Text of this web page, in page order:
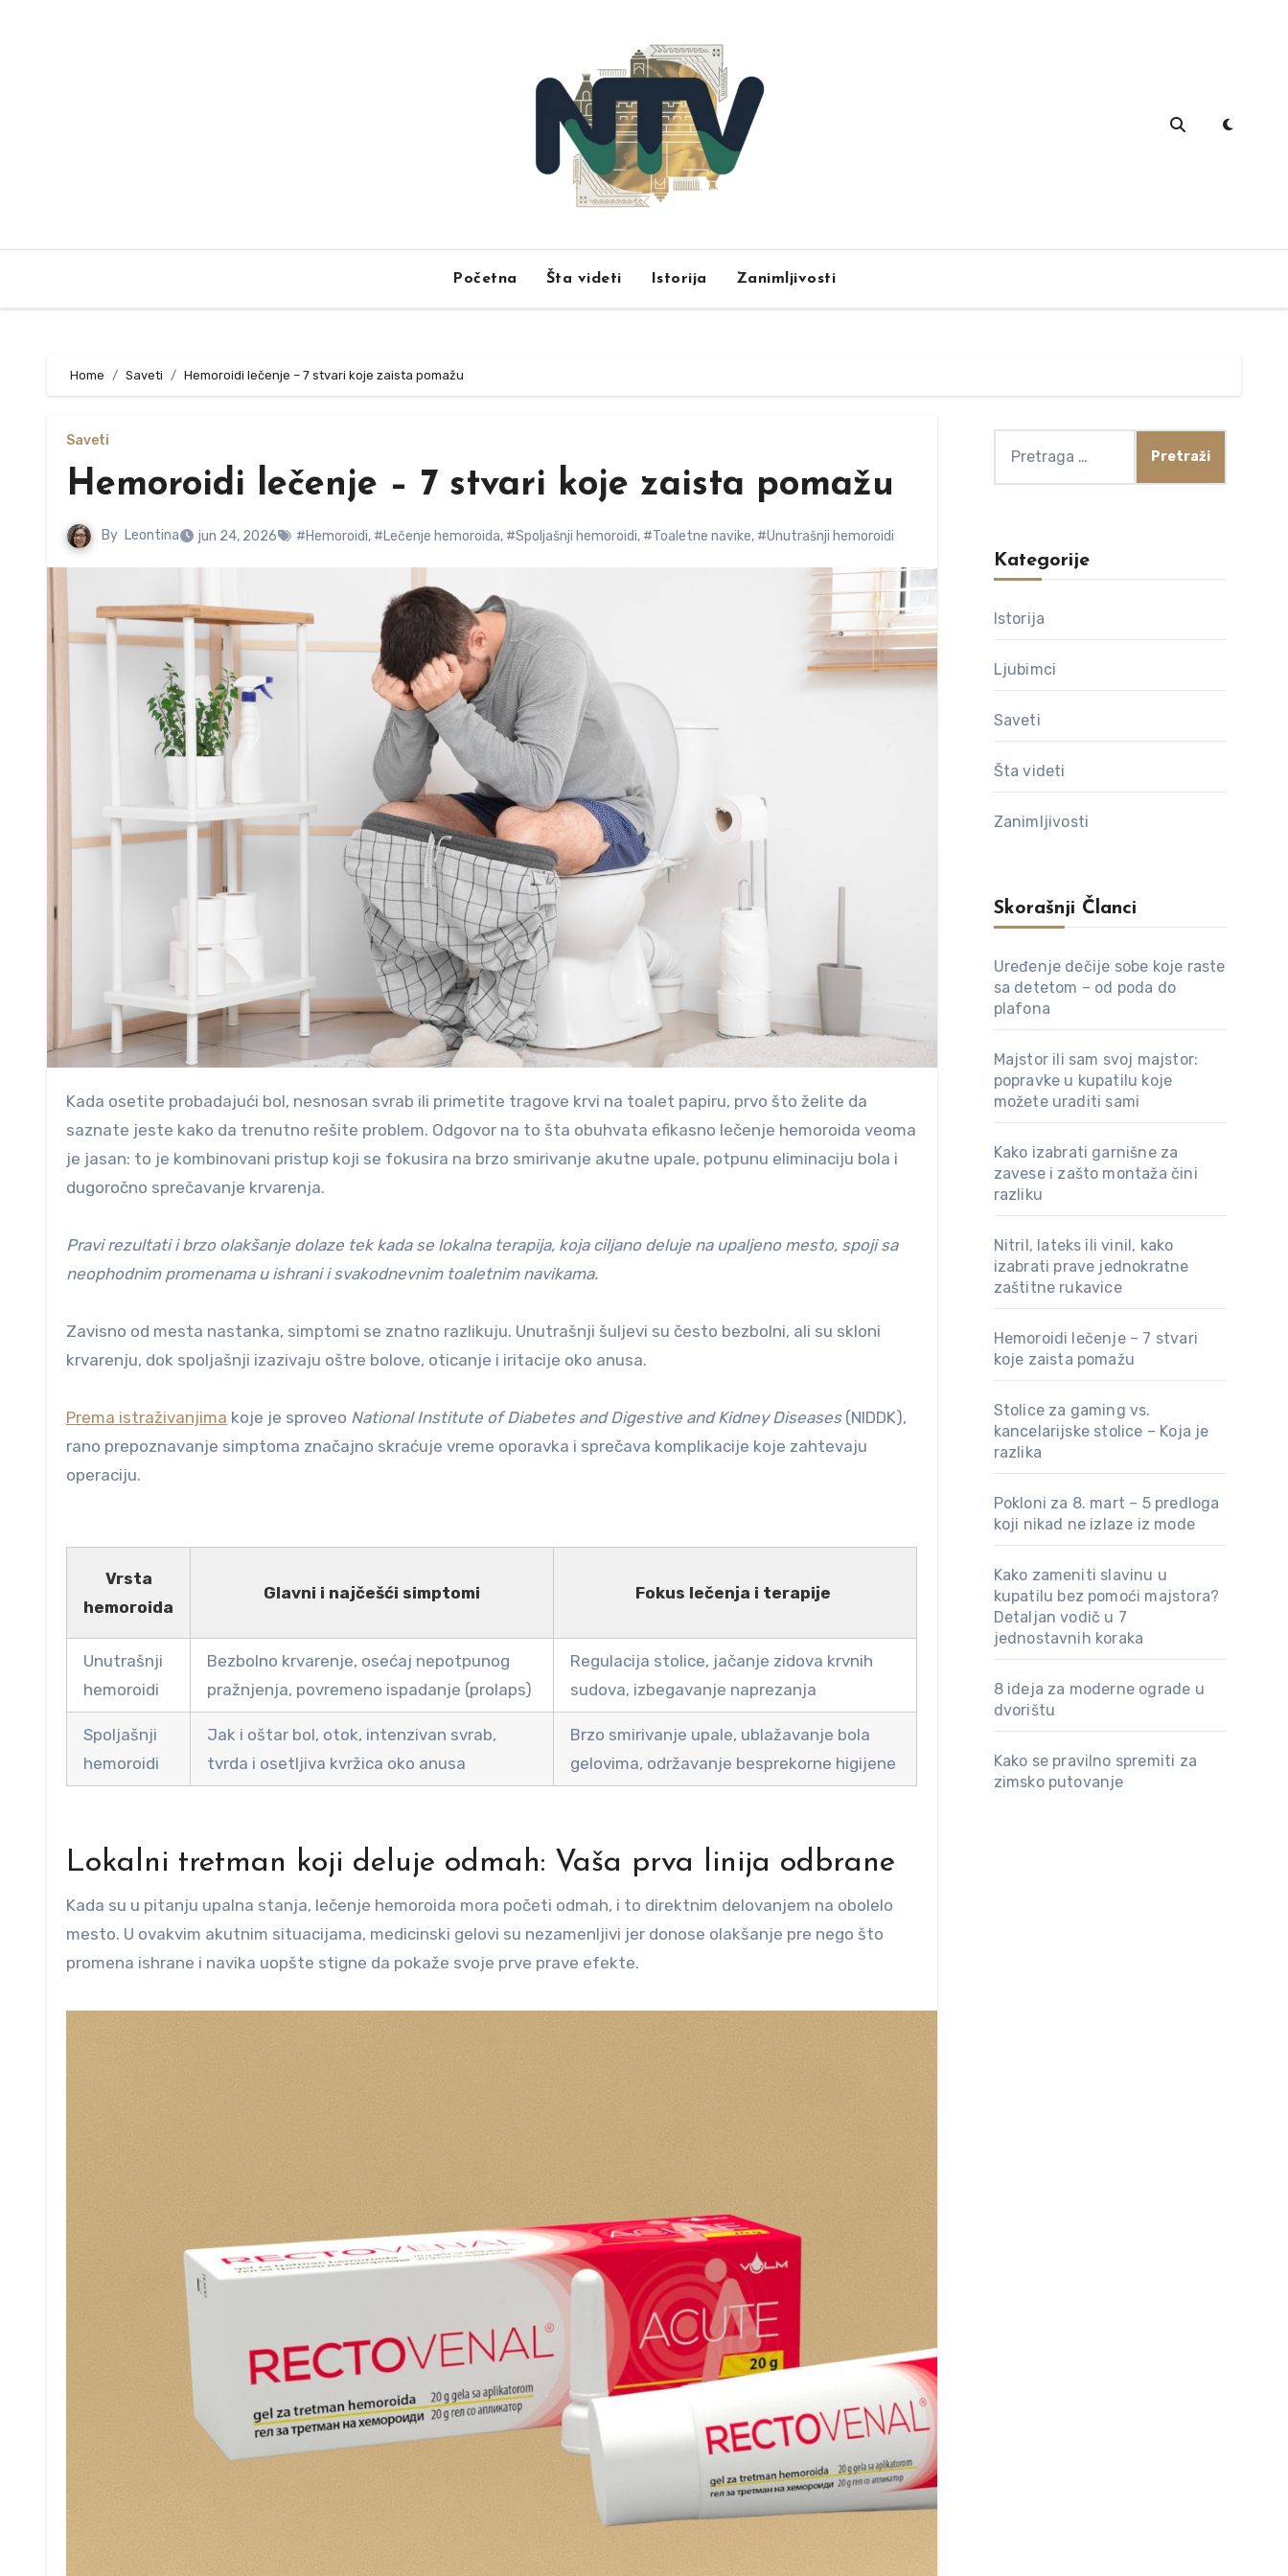
Početna Šta videti Istorija Zanimljivosti
Home Saveti Hemoroidi lečenje – 7 stvari koje zaista pomažu
Saveti
Hemoroidi lečenje – 7 stvari koje zaista pomažu
By Leontina jun 24, 2026 #Hemoroidi, #Lečenje hemoroida, #Spoljašnji hemoroidi, #Toaletne navike, #Unutrašnji hemoroidi
Kada osetite probadajući bol, nesnosan svrab ili primetite tragove krvi na toalet papiru, prvo što želite da
saznate jeste kako da trenutno rešite problem. Odgovor na to šta obuhvata efikasno lečenje hemoroida veoma
je jasan: to je kombinovani pristup koji se fokusira na brzo smirivanje akutne upale, potpunu eliminaciju bola i
dugoročno sprečavanje krvarenja.
Pravi rezultati i brzo olakšanje dolaze tek kada se lokalna terapija, koja ciljano deluje na upaljeno mesto, spoji sa
neophodnim promenama u ishrani i svakodnevnim toaletnim navikama.
Zavisno od mesta nastanka, simptomi se znatno razlikuju. Unutrašnji šuljevi su često bezbolni, ali su skloni
krvarenju, dok spoljašnji izazivaju oštre bolove, oticanje i iritacije oko anusa.
Prema istraživanjima koje je sproveo National Institute of Diabetes and Digestive and Kidney Diseases(NIDDK),
rano prepoznavanje simptoma značajno skraćuje vreme oporavka i sprečava komplikacije koje zahtevaju
operaciju.
Vrsta
hemoroida
Glavni i najčešći simptomi Fokus lečenja i terapije
Unutrašnji
hemoroidi
Bezbolno krvarenje, osećaj nepotpunog
pražnjenja, povremeno ispadanje (prolaps)
Regulacija stolice, jačanje zidova krvnih
sudova, izbegavanje naprezanja
Spoljašnji
hemoroidi
Jak i oštar bol, otok, intenzivan svrab,
tvrda i osetljiva kvržica oko anusa
Brzo smirivanje upale, ublažavanje bola
gelovima, održavanje besprekorne higijene
Lokalni tretman koji deluje odmah: Vaša prva linija odbrane
Kada su u pitanju upalna stanja, lečenje hemoroida mora početi odmah, i to direktnim delovanjem na obolelo
mesto. U ovakvim akutnim situacijama, medicinski gelovi su nezamenljivi jer donose olakšanje pre nego što
promena ishrane i navika uopšte stigne da pokaže svoje prve prave efekte.
za:
Kategorije
Istorija
Ljubimci
Saveti
Šta videti
Zanimljivosti
Skorašnji Članci
Uređenje dečije sobe koje raste
sa detetom – od poda do
plafona
Majstor ili sam svoj majstor:
popravke u kupatilu koje
možete uraditi sami
Kako izabrati garnišne za
zavese i zašto montaža čini
razliku
Nitril, lateks ili vinil, kako
izabrati prave jednokratne
zaštitne rukavice
Hemoroidi lečenje – 7 stvari
koje zaista pomažu
Stolice za gaming vs.
kancelarijske stolice – Koja je
razlika
Pokloni za 8. mart – 5 predloga
koji nikad ne izlaze iz mode
Kako zameniti slavinu u
kupatilu bez pomoći majstora?
Detaljan vodič u 7
jednostavnih koraka
8 ideja za moderne ograde u
dvorištu
Kako se pravilno spremiti za
zimsko putovanje